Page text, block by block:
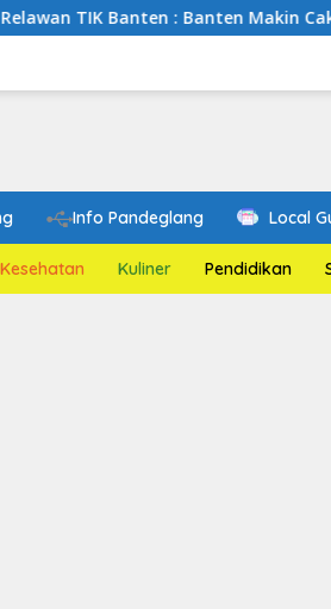
: Banten Makin Cakap Digital,
Info Pandeglang Local
Kesehatan Kuliner Pendidikan